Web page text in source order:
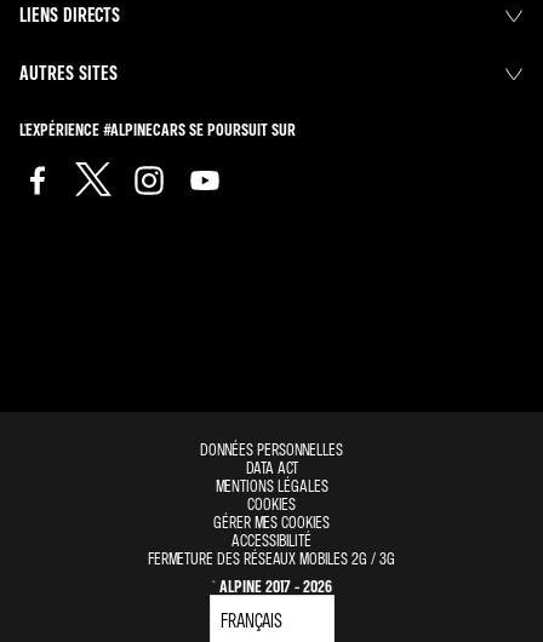
LIENS DIRECTS
AUTRES SITES
L'EXPÉRIENCE #ALPINECARS SE POURSUIT SUR
DONNÉES PERSONNELLES
DATA ACT
MENTIONS LÉGALES
COOKIES
GÉRER MES COOKIES
ACCESSIBILITÉ
FERMETURE DES RÉSEAUX MOBILES 2G / 3G
© ALPINE 2017 - 2026